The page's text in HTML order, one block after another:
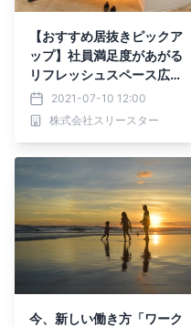
【おすすめ居抜きピックア
ップ】社員満足度があがる
リフレッシュスペース広め
のオフィスが飯田橋に登
場！使い勝手抜群、100名
様利用可能オフィス→
2021-07-10 12:00
株式会社スリースター
今、新しい働き方「ワーク